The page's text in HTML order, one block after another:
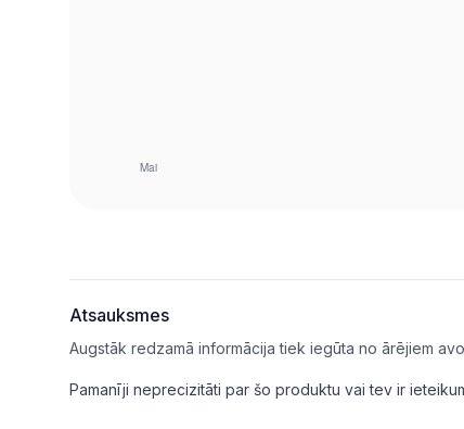
Atsauksmes
Augstāk redzamā informācija tiek iegūta no ārējiem
Pamanīji neprecizitāti par šo produktu vai tev ir